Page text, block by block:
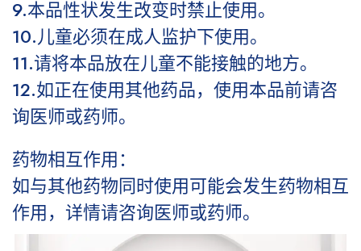
9.本品性状发生改变时禁止使用。
10.儿童必须在成人监护下使用。
11.请将本品放在儿童不能接触的地方。
12.如正在使用其他药品，使用本品前请咨
询医师或药师。
药物相互作用：
如与其他药物同时使用可能会发生药物相互
作用，详情请咨询医师或药师。